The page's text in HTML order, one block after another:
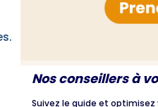
Nos conseillers à
Suivez le guide et